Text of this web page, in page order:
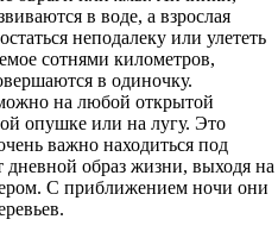
в воде, а взрослая
неподалеку или улететь
сотнями километров,
в одиночку.
на любой открытой
опушке или на лугу. Это
важно находиться под
дневной образ жизни, выходя на
С приближением ночи они